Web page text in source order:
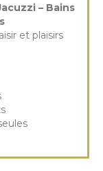
– Bains
et plaisirs